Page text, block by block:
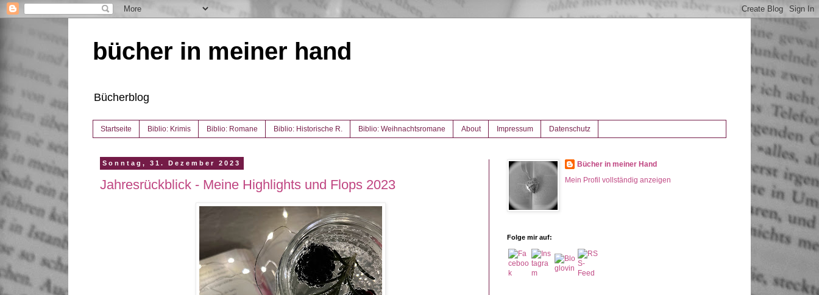
bücher in meiner hand
Bücherblog
Startseite Biblio: Krimis Biblio: Romane Biblio: Historische R. Biblio: Weihnachtsromane About Impressum Datenschutz
Sonntag, 31. Dezember 2023
Jahresrückblick - Meine Highlights und Flops 2023
Bücher in meiner Hand
Mein Profil vollständig anzeigen
Folge mir auf: